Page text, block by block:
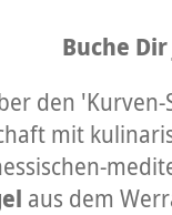
Buche
den
mit
aus dem